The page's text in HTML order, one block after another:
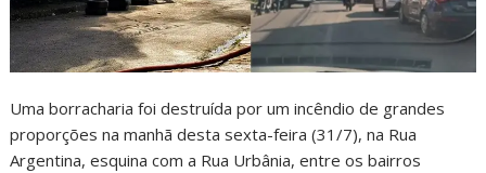
Uma borracharia foi destruída por um incêndio de grandes
proporções na manhã desta sexta-feira (31/7), na Rua
Argentina, esquina com a Rua Urbânia, entre os bairros